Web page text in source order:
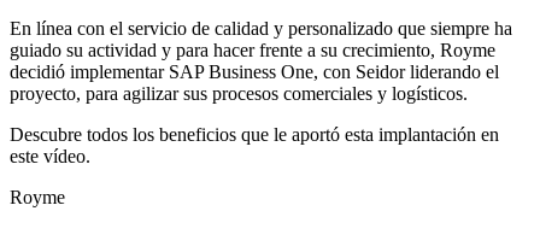
En línea con el servicio de calidad y personalizado que siempre ha
guiado su actividad y para hacer frente a su crecimiento, Royme
decidió implementar SAP Business One, con Seidor liderando el
proyecto, para agilizar sus procesos comerciales y logísticos.
Descubre todos los beneficios que le aportó esta implantación en
este vídeo.
Royme